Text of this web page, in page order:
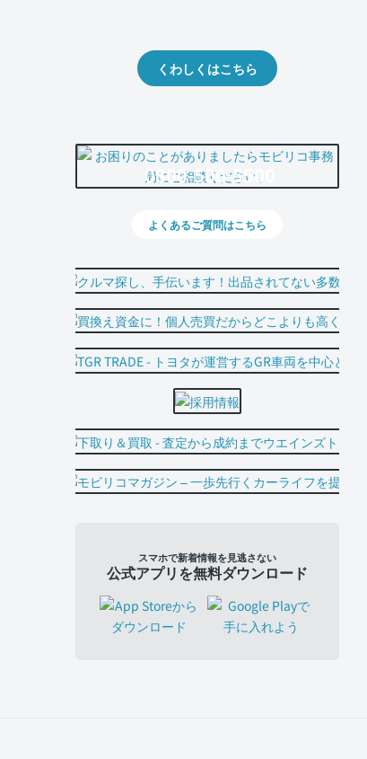
くわしくはこちら
0800-500-5500
よくあるご質問はこちら
スマホで新着情報を見逃さない
公式アプリを無料ダウンロード